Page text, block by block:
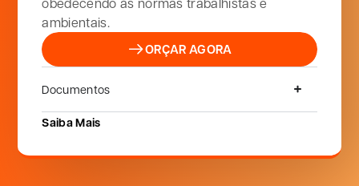
ambientais.
ORÇAR AGORA
Documentos
Saiba Mais